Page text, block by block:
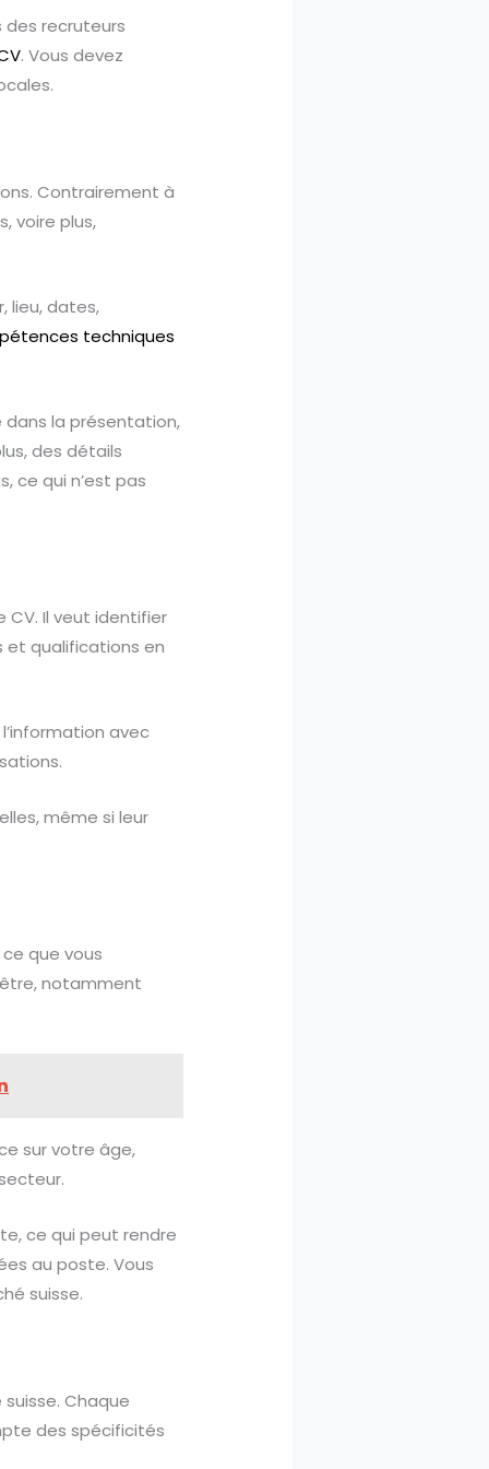
des recruteurs
. Vous devez
Contrairement à
voire plus,
lieu, dates,
techniques
la présentation,
des détails
ce qui n’est pas
Il veut identifier
et qualifications en
avec
même si leur
que vous
notamment
sur votre âge,
ce qui peut rendre
au poste. Vous
suisse.
Chaque
des spécificités